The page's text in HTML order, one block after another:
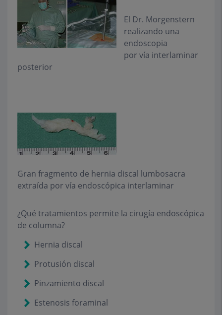
El Dr. Morgenstern
realizando una
endoscopia
por vía interlaminar
posterior
Gran fragmento de hernia discal lumbosacra
extraída por vía endoscópica interlaminar
¿Qué tratamientos permite la cirugía endoscópica
de columna?
Hernia discal
Protusión discal
Pinzamiento discal
Estenosis foraminal